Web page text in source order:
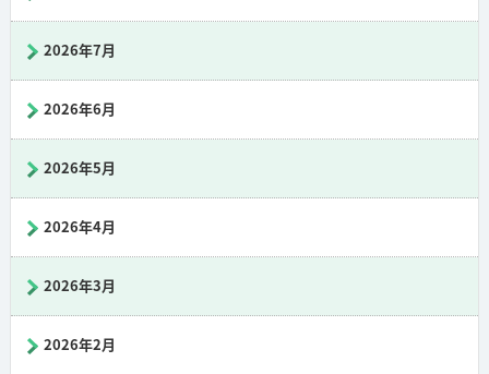
2026年7月
2026年6月
2026年5月
2026年4月
2026年3月
2026年2月